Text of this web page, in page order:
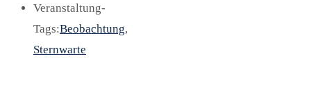
Veranstaltung-
Tags:Beobachtung,
Sternwarte